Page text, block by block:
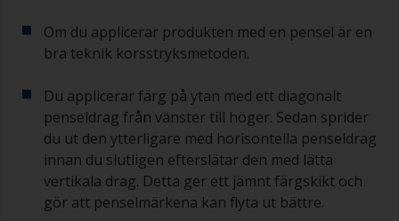
Om du applicerar produkten med en pensel är en
bra teknik korsstryksmetoden.
Du applicerar färg på ytan med ett diagonalt
penseldrag från vänster till höger. Sedan sprider
du ut den ytterligare med horisontella penseldrag
innan du slutligen efterslätar den med lätta
vertikala drag. Detta ger ett jämnt färgskikt och
gör att penselmärkena kan flyta ut bättre.